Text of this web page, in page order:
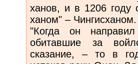
ханов, и в 1206 году
ханом" –
"Когда он
обитавшие за
сказание, – то в